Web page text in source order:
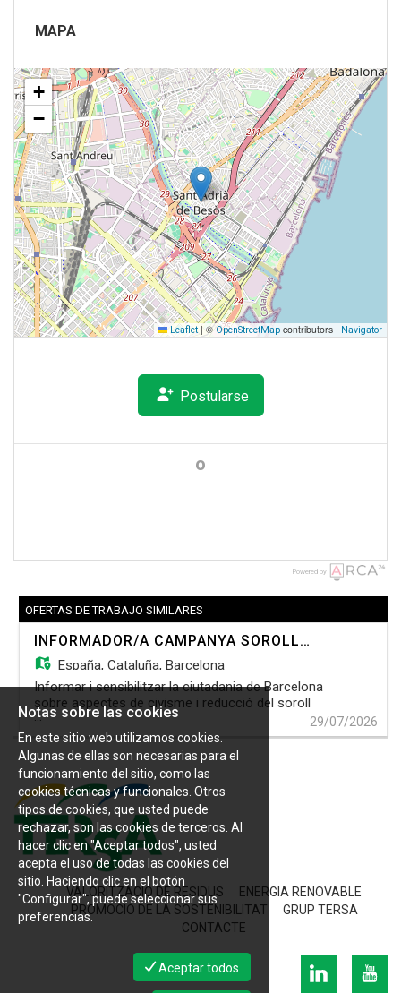
MAPA
+
−
Leaflet | ©OpenStreetMap contributors | Navigator
Postularse
o
Powered by
OFERTAS DE TRABAJO SIMILARES
INFORMADOR/A CAMPANYA SOROLL (HORARI NOCTURN)
España, Cataluña, Barcelona
Informar i sensibilitzar la ciutadania de Barcelona
sobre aspectes de civisme i reducció del soroll
derivat de l'oci nocturn. Tasques principals: •
Proporcionar informació a l'usuària. • Recollir
dades. • Observar l'estat de les zones
d'actuació. Tipus de contracte: fix-discontínu
Horari: nocturn i a temps parcial Finalització de la
campanya: un gurp finalitza al setembre i un altre,
al desembre - Experiència en tasques d' atenció
al públic - Capacitat del servei - Preocupació per
l'ordre i la qualitat - Orientació al detall -
Polivalència - Constància - Autonomia en el seu
treball - Català nivell comprensió i Castellà, nivell
natiu
... 29/07/2026
VALORITZACIÓ DE RESIDUS
ENERGIA RENOVABLE
PROMOCIÓ DE LA SOSTENIBILITAT
GRUP TERSA
CONTACTE
Notas sobre las cookies
En este sitio web utilizamos cookies.
Algunas de ellas son necesarias para el
funcionamiento del sitio, como las
cookies técnicas y funcionales. Otros
tipos de cookies, que usted puede
rechazar, son las cookies de terceros. Al
hacer clic en "Aceptar todos", usted
acepta el uso de todas las cookies del
sitio. Haciendo clic en el botón
"Configurar", puede seleccionar sus
preferencias.
Aceptar todos